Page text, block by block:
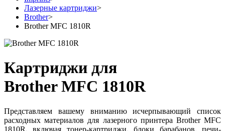
Лазерные картриджи>
Brother>
Brother MFC 1810R
Картриджи для
Brother MFC 1810R
Представляем вашему вниманию исчерпывающий список
расходных материалов для лазерного принтера Brother MFC
1810R, включая тонер-картриджи, блоки барабанов, печи-